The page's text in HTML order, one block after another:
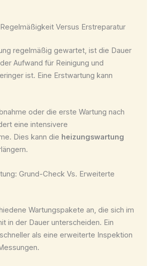
Versus Erstreparatur
regelmäßig gewartet, ist die Dauer
Aufwand für Reinigung und
ist. Eine Erstwartung kann
oder die erste Wartung nach
eine intensivere
Dies kann die heizungswartung
Grund-Check Vs. Erweiterte
Wartungspakete an, die sich im
in der Dauer unterscheiden. Ein
als eine erweiterte Inspektion